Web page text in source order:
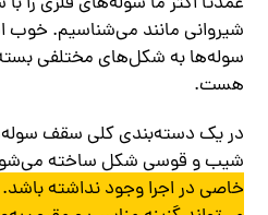
شیروانی مانند می‌شناسیم.
سوله‌ها به شکل‌های مختلفی بسته
هست.
در یک دسته‌بندی کلی سقف
شیب و قوسی شکل ساخته
خاصی در اجرا وجود نداشته